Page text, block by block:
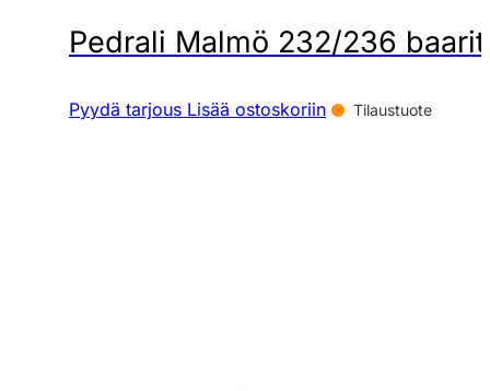
Pedrali Malmö 232/236
Pyydä tarjous Lisää ostoskoriin Tilaustuote